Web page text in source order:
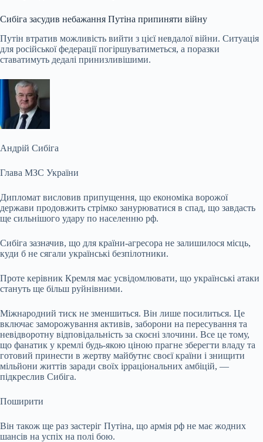
Сибіга засудив небажання Путіна припиняти війну
Путін втратив можливість вийти з цієї невдалої війни. Ситуація
для російської федерації погіршуватиметься, а поразки
ставатимуть дедалі принизливішими.
Андрій Сибіга
Глава МЗС України
Дипломат висловив припущення, що економіка ворожої
держави продовжить стрімко занурюватися в спад, що завдасть
ще сильнішого удару по населенню рф.
Сибіга зазначив, що для країни-агресора не залишилося місць,
куди б не сягали українські безпілотники.
Проте керівник Кремля має усвідомлювати, що українські атаки
стануть ще більш руйнівними.
Міжнародний тиск не зменшиться. Він лише посилиться. Це
включає заморожування активів, заборони на пересування та
невідворотну відповідальність за скоєні злочини. Все це тому,
що фанатик у кремлі будь-якою ціною прагне зберегти владу та
готовий принести в жертву майбутнє своєї країни і знищити
мільйони життів заради своїх ірраціональних амбіцій, —
підкреслив Сибіга.
Поширити
Він також ще раз застеріг Путіна, що армія рф не має жодних
шансів на успіх на полі бою.